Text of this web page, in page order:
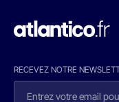
RECEVEZ NOTRE